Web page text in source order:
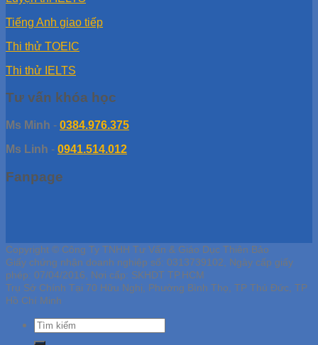
Tiếng Anh giao tiếp
Thi thử TOEIC
Thi thử IELTS
Tư vấn khóa học
Ms Minh - 0384.976.375
Ms Linh - 0941.514.012
Fanpage
Copyright © Công Ty TNHH Tư Vấn & Giáo Dục Thiên Bảo
Giấy chứng nhận doanh nghiệp số: 0313739102, Ngày cấp giấy
phép: 07/04/2016, Nơi cấp: SKHDT TP.HCM
Trụ Sở Chính Tại 70 Hữu Nghị, Phường Bình Thọ, TP Thủ Đức, TP
Hồ Chí Minh